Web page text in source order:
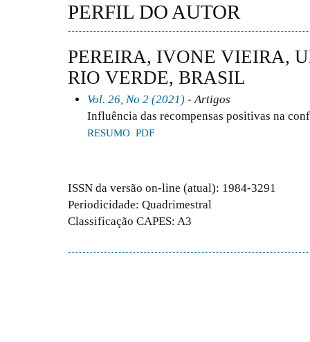
PERFIL DO AUTOR
PEREIRA, IVONE VIEIRA,
RIO VERDE, BRASIL
Vol. 26, No 2 (2021) - Artigos
Influência das recompensas positivas na
RESUMO PDF
ISSN da versão on-line (atual): 1984-3291
Periodicidade: Quadrimestral
Classificação CAPES: A3